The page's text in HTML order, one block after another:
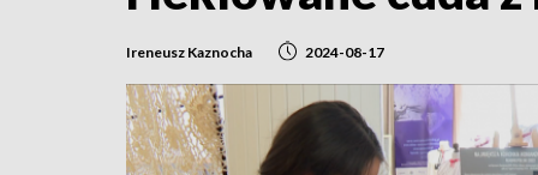
Ireneusz Kaznocha 2024-08-17